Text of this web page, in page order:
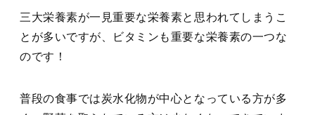
三大栄養素が一見重要な栄養素と思われてしまうこ
とが多いですが、ビタミンも重要な栄養素の一つな
のです！
普段の食事では炭水化物が中心となっている方が多